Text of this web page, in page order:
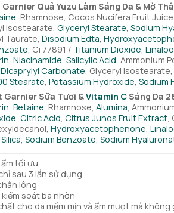
Garnier Quả Yuzu Làm Sáng Da & Mờ
, Rhamnose, Cocos Nucifera Fruit
Isostearate, Glyceryl Stearate, Sodium
Taurate, Disodium Edta,
, Ci 77891 / Titanium Dioxide,
, Niacinamide, Salicylic Acid, Ammonium
Dicaprylyl Carbonate, Glyceryl Isostearate,
Stearate, Potassium Hydroxide, Sodium
Garnier Sữa Tươi &Vitamin CSáng Da
, Betaine, Rhamnose, Alumina,
, Citric Acid, Citrus Junos Fruit Extract,
Hydroxyacetophenone,
Silica, Sodium Benzoate, Sodium
tối ưu
sau 3 lần sử dụng
lông
kiểm soát bã nhờn
cho da mềm mịn và ẩm mượt mà